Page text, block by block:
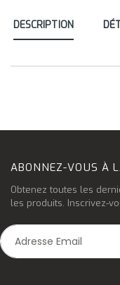
DESCRIPTION
ABONNEZ-VOUS À
Obtenez toutes les
les produits. Inscrivez-